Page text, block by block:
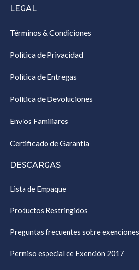
LEGAL
Términos & Condiciones
Política de Privacidad
Política de Entregas
Política de Devoluciones
Envíos Familiares
Certificado de Garantía
DESCARGAS
Lista de Empaque
Productos Restringidos
Preguntas frecuentes sobre exenciones
Permiso especial de Exención 2017